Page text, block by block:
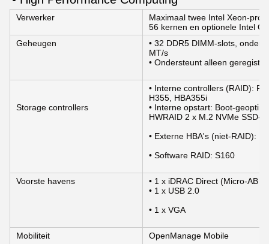
Verwerker
Maximaal twee Intel Xeon-
56 kernen en optionele Intel
Geheugen
• 32 DDR5 DIMM-slots,
MT/s
• Ondersteunt alleen
Storage controllers
• Interne controllers (RAID):
H355, HBA355i
• Interne opstart: Boot-
HWRAID 2 x M.2 NVMe SSD-
• Externe HBA's (niet-RAID):
• Software RAID: S160
Voorste havens
• 1 x iDRAC Direct (Micro-AB
• 1 x USB 2.0
• 1 x VGA
Mobiliteit OpenManage Mobile